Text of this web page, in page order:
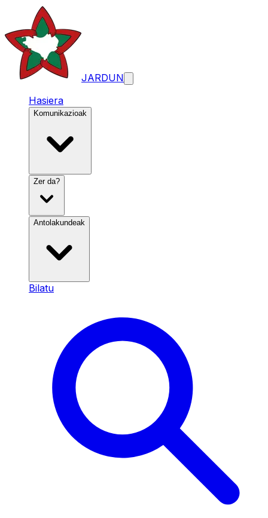
JARDUN
Hasiera
Komunikazioak
Zer da?
Antolakundeak
Bilatu